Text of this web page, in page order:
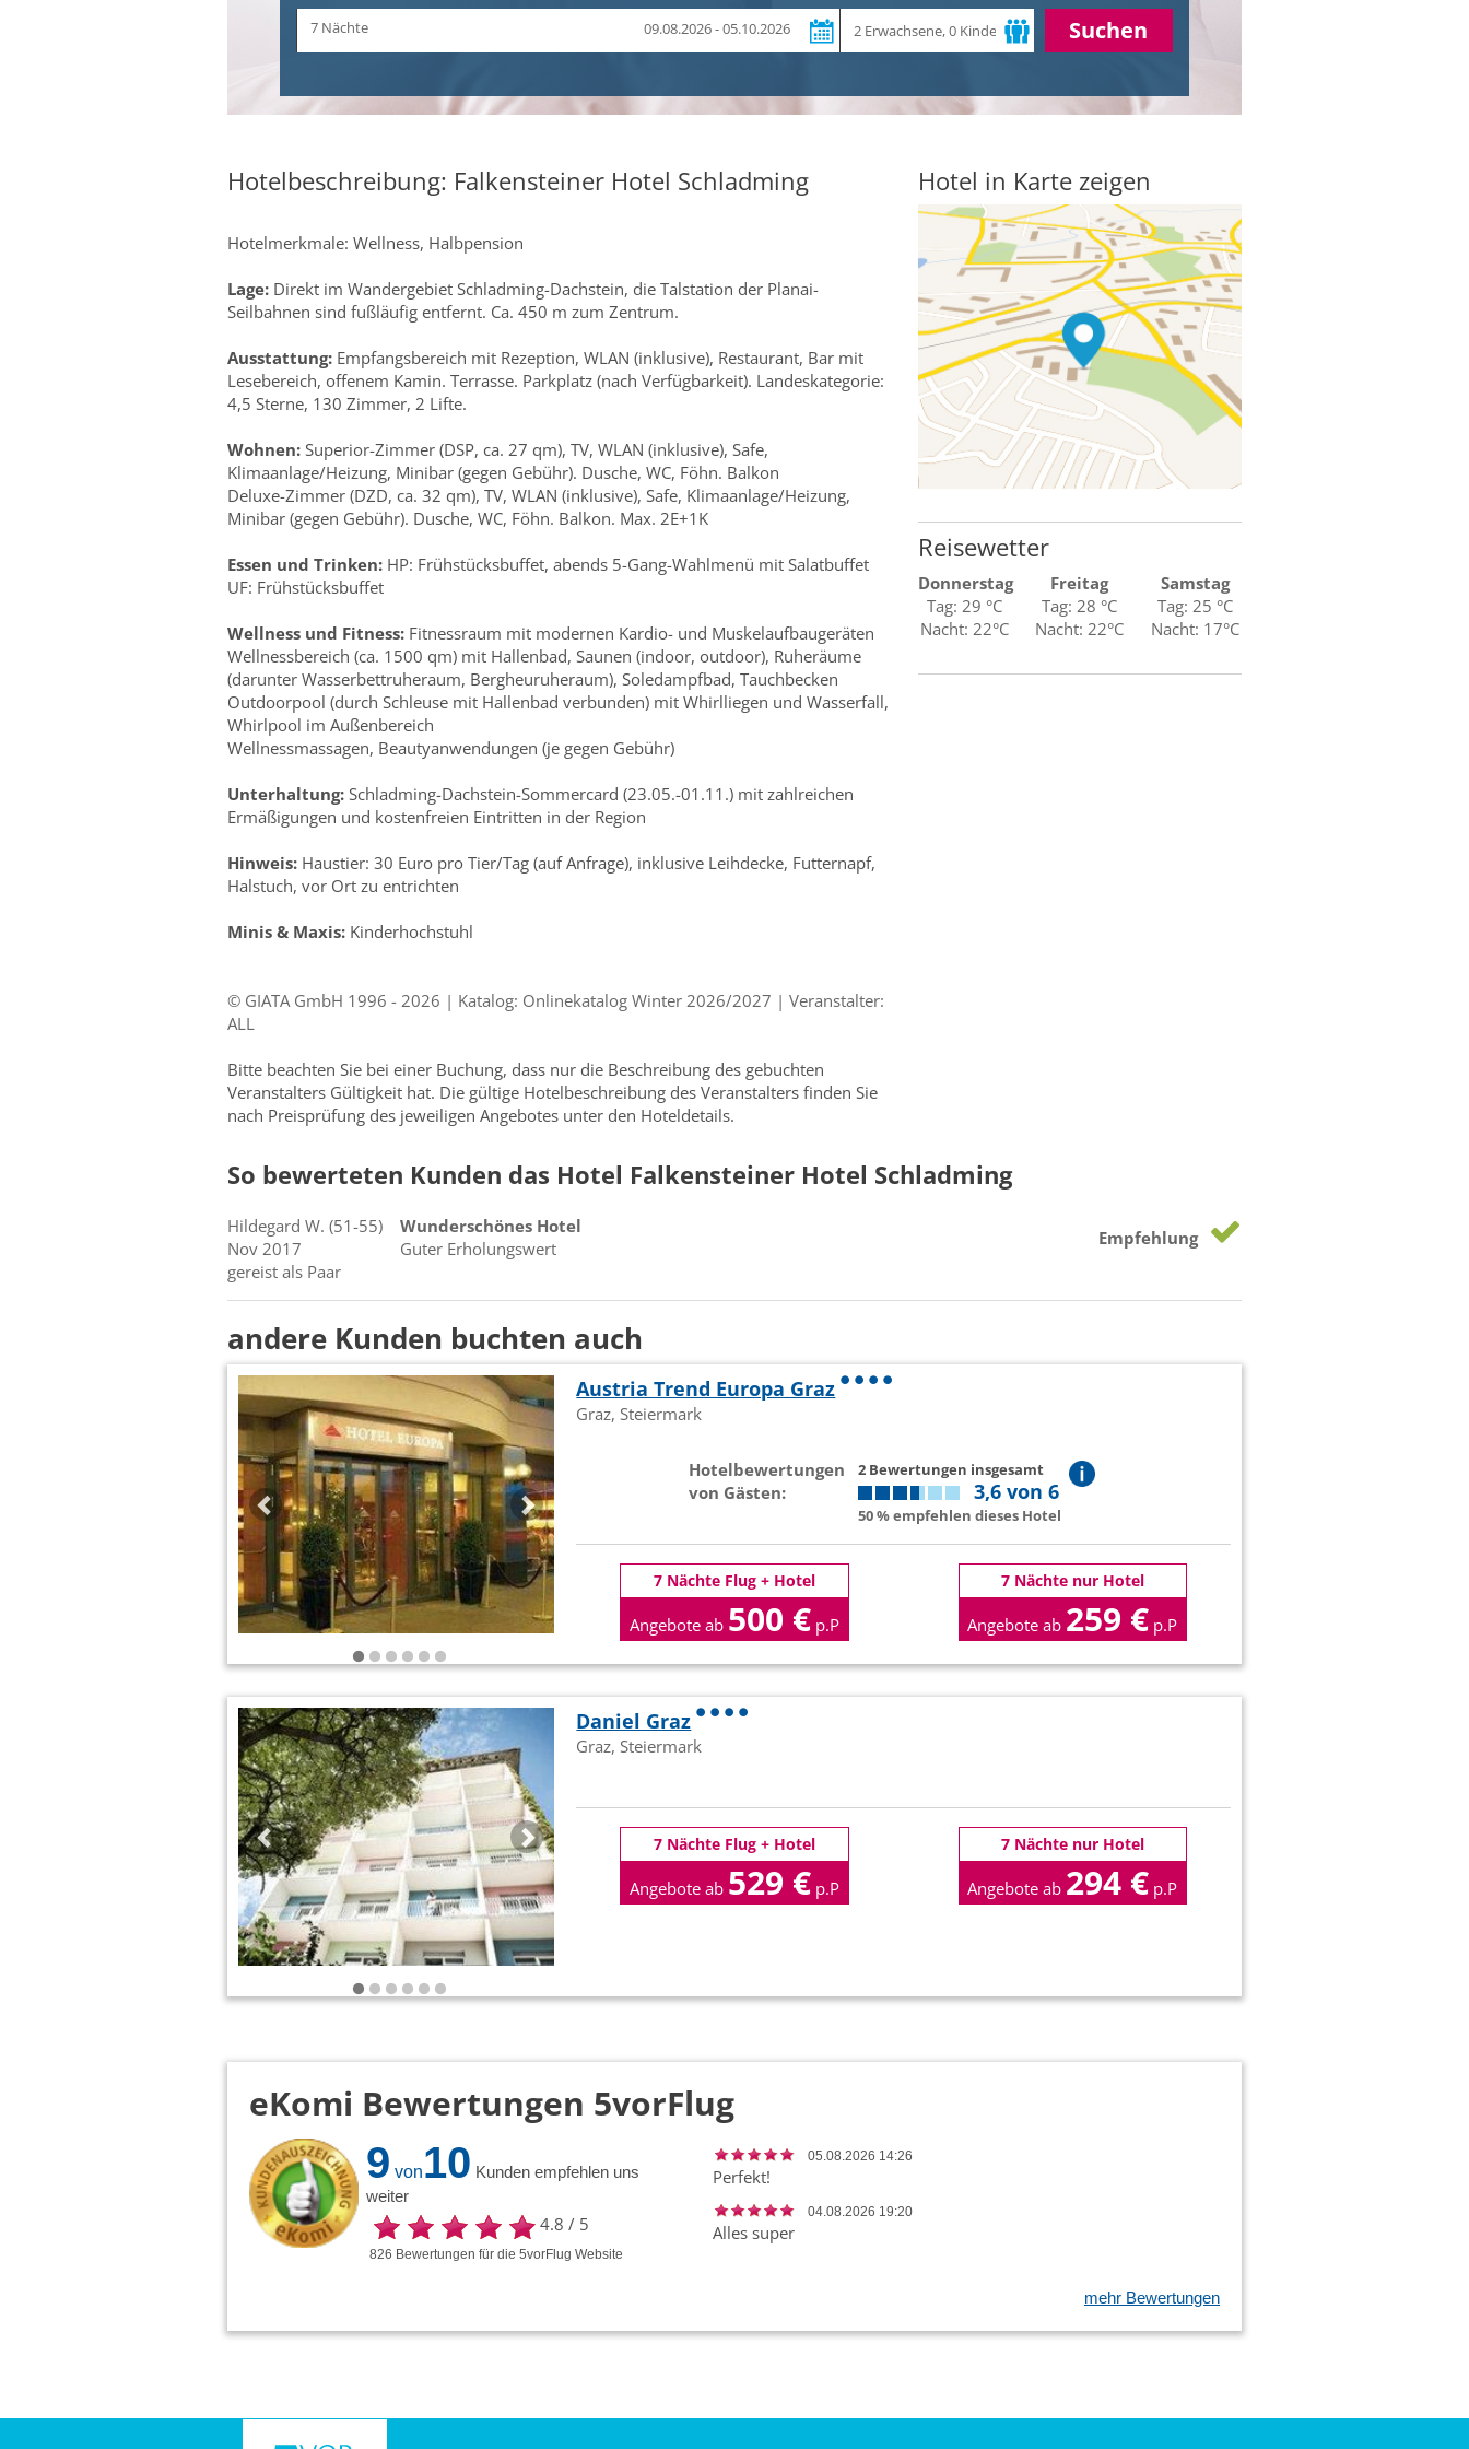
Zeitraum
7 Nächte 09.08.2026 - 05.10.2026 Suchen
Hotelbeschreibung: Falkensteiner Hotel Schladming
Hotelmerkmale: Wellness, Halbpension
Lage: Direkt im Wandergebiet Schladming-Dachstein, die Talstation der Planai-
Seilbahnen sind fußläufig entfernt. Ca. 450 m zum Zentrum.
Ausstattung: Empfangsbereich mit Rezeption, WLAN (inklusive), Restaurant, Bar mit
Lesebereich, offenem Kamin. Terrasse. Parkplatz (nach Verfügbarkeit). Landeskategorie:
4,5 Sterne, 130 Zimmer, 2 Lifte.
Wohnen: Superior-Zimmer (DSP, ca. 27 qm), TV, WLAN (inklusive), Safe,
Klimaanlage/Heizung, Minibar (gegen Gebühr). Dusche, WC, Föhn. Balkon
Deluxe-Zimmer (DZD, ca. 32 qm), TV, WLAN (inklusive), Safe, Klimaanlage/Heizung,
Minibar (gegen Gebühr). Dusche, WC, Föhn. Balkon. Max. 2E+1K
Essen und Trinken: HP: Frühstücksbuffet, abends 5-Gang-Wahlmenü mit Salatbuffet
UF: Frühstücksbuffet
Wellness und Fitness: Fitnessraum mit modernen Kardio- und Muskelaufbaugeräten
Wellnessbereich (ca. 1500 qm) mit Hallenbad, Saunen (indoor, outdoor), Ruheräume
(darunter Wasserbettruheraum, Bergheuruheraum), Soledampfbad, Tauchbecken
Outdoorpool (durch Schleuse mit Hallenbad verbunden) mit Whirlliegen und Wasserfall,
Whirlpool im Außenbereich
Wellnessmassagen, Beautyanwendungen (je gegen Gebühr)
Unterhaltung: Schladming-Dachstein-Sommercard (23.05.-01.11.) mit zahlreichen
Ermäßigungen und kostenfreien Eintritten in der Region
Hinweis: Haustier: 30 Euro pro Tier/Tag (auf Anfrage), inklusive Leihdecke, Futternapf,
Halstuch, vor Ort zu entrichten
Minis & Maxis: Kinderhochstuhl
© GIATA GmbH 1996 - 2026 | Katalog: Onlinekatalog Winter 2026/2027 | Veranstalter:
ALL
Bitte beachten Sie bei einer Buchung, dass nur die Beschreibung des gebuchten
Veranstalters Gültigkeit hat. Die gültige Hotelbeschreibung des Veranstalters finden Sie
nach Preisprüfung des jeweiligen Angebotes unter den Hoteldetails.
Hotel in Karte zeigen
Reisewetter
Donnerstag
Tag: 29 °C
Nacht: 22°C
Freitag
Tag: 28 °C
Nacht: 22°C
Samstag
Tag: 25 °C
Nacht: 17°C
So bewerteten Kunden das Hotel Falkensteiner Hotel Schladming
Hildegard W. (51-55)
Nov 2017
gereist als Paar
Wunderschönes Hotel
Guter Erholungswert
Empfehlung
andere Kunden buchten auch
Austria Trend Europa Graz
Graz, Steiermark
Hotelbewertungen
von Gästen:
2 Bewertungen insgesamt
3,6 von 6
50 % empfehlen dieses Hotel
7 Nächte Flug + Hotel
Angebote ab 500 € p.P
7 Nächte nur Hotel
Angebote ab 259 € p.P
Daniel Graz
Graz, Steiermark
7 Nächte Flug + Hotel
Angebote ab 529 € p.P
7 Nächte nur Hotel
Angebote ab 294 € p.P
eKomi Bewertungen 5vorFlug
9 von10 Kunden empfehlen uns
weiter
4.8 / 5
826 Bewertungen für die 5vorFlug Website
05.08.2026 14:26
Perfekt!
04.08.2026 19:20
Alles super
mehr Bewertungen